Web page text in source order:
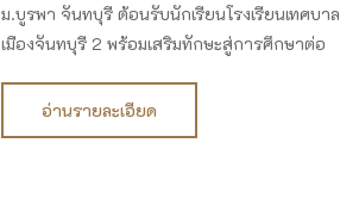
ม.บูรพา จันทบุรี ต้อนรับนักเรียนโรงเรียนเทศบาล
เมืองจันทบุรี 2 พร้อมเสริมทักษะสู่การศึกษาต่อ
อ่านรายละเอียด